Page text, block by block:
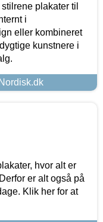
plakater til
i
eller kombineret
kunstnere i
hvor alt er
er alt også på
Klik her for at